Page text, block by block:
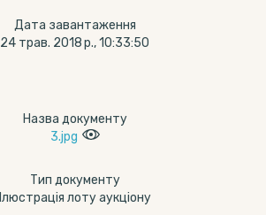
Дата завантаження
24 трав. 2018 р., 10:33:50
Назва документу
3.jpg
Тип документу
Ілюстрація лоту аукціону